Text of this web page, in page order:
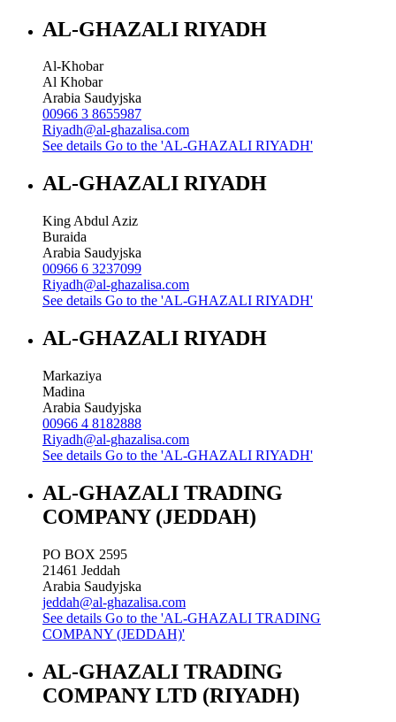
AL-GHAZALI RIYADH
Al-Khobar
Al Khobar
Arabia Saudyjska
00966 3 8655987
Riyadh@al-ghazalisa.com
See details Go to the 'AL-GHAZALI RIYADH'
AL-GHAZALI RIYADH
King Abdul Aziz
Buraida
Arabia Saudyjska
00966 6 3237099
Riyadh@al-ghazalisa.com
See details Go to the 'AL-GHAZALI RIYADH'
AL-GHAZALI RIYADH
Markaziya
Madina
Arabia Saudyjska
00966 4 8182888
Riyadh@al-ghazalisa.com
See details Go to the 'AL-GHAZALI RIYADH'
AL-GHAZALI TRADING
COMPANY (JEDDAH)
PO BOX 2595
21461 Jeddah
Arabia Saudyjska
jeddah@al-ghazalisa.com
See details Go to the 'AL-GHAZALI TRADING
COMPANY (JEDDAH)'
AL-GHAZALI TRADING
COMPANY LTD (RIYADH)